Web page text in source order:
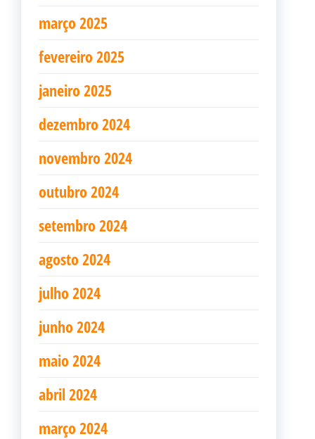
março 2025
fevereiro 2025
janeiro 2025
dezembro 2024
novembro 2024
outubro 2024
setembro 2024
agosto 2024
julho 2024
junho 2024
maio 2024
abril 2024
março 2024